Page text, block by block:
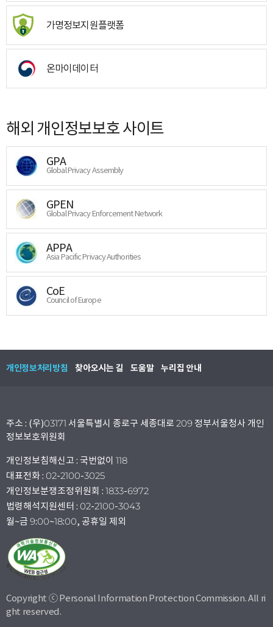
가명정보지원플랫폼
온마이데이터
해외 개인정보보호 사이트
GPA
Global Privacy Assembly
GPEN
Global Privacy Enforcement Network
APPA
Asia Pacific Privacy Authorities
CoE
Council of Europe
개인정보처리방침 찾아오시는 길 도움말 누리집 안내
주소 : (우)03171 서울특별시 종로구 세종대로 209 정부서울청사 개인
정보보호위원회
개인정보침해신고 : 국번없이 118
대표전화 : 02-2100-3025
개인정보분쟁조정위원회 : 1833-6972
법령해석지원센터 : 02-2100-3043
월~금 9:00~18:00, 공휴일 제외
Copyright ⓒ Personal Information Protection Commission. All ri
ght reserved.